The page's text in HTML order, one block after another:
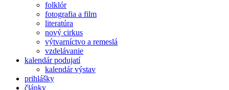
folklór
fotografia a film
literatúra
nový cirkus
výtvarníctvo a remeslá
vzdelávanie
kalendár podujatí
kalendár výstav
prihlášky
články